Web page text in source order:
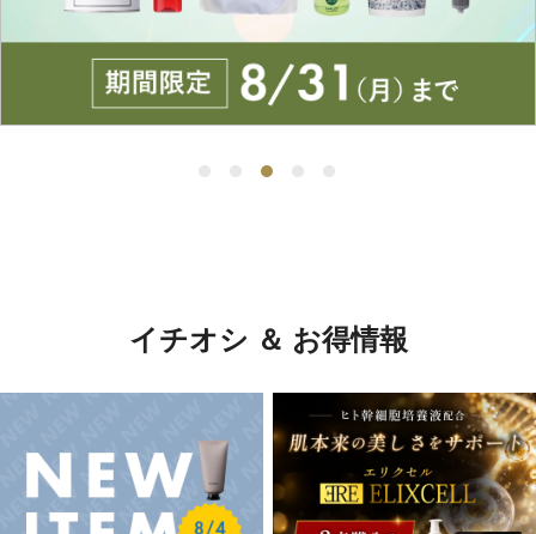
イチオシ ＆ お得情報